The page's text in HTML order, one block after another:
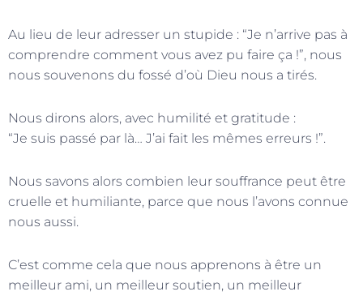
Au lieu de leur adresser un stupide : “Je n’arrive pas à
comprendre comment vous avez pu faire ça !”, nous
nous souvenons du fossé d’où Dieu nous a tirés.
Nous dirons alors, avec humilité et gratitude :
“Je suis passé par là… J’ai fait les mêmes erreurs !”.
Nous savons alors combien leur souffrance peut être
cruelle et humiliante, parce que nous l’avons connue
nous aussi.
C’est comme cela que nous apprenons à être un
meilleur ami, un meilleur soutien, un meilleur